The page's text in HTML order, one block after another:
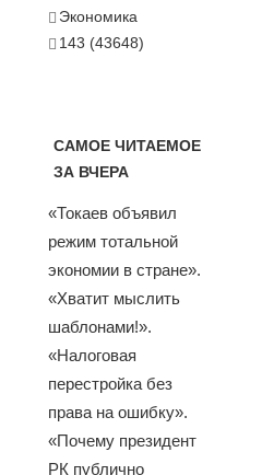
Экономика
143 (43648)
САМОЕ ЧИТАЕМОЕ
ЗА ВЧЕРА
«Токаев объявил
режим тотальной
экономии в стране».
«Хватит мыслить
шаблонами!».
«Налоговая
перестройка без
права на ошибку».
«Почему президент
РК публично